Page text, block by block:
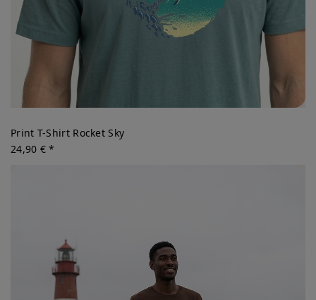
Print T-Shirt Rocket Sky
24,90 € *